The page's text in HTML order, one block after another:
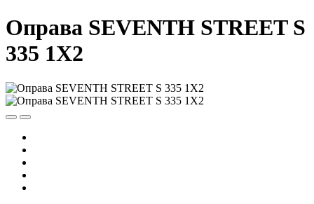
Оправа SEVENTH STREET S
335 1X2